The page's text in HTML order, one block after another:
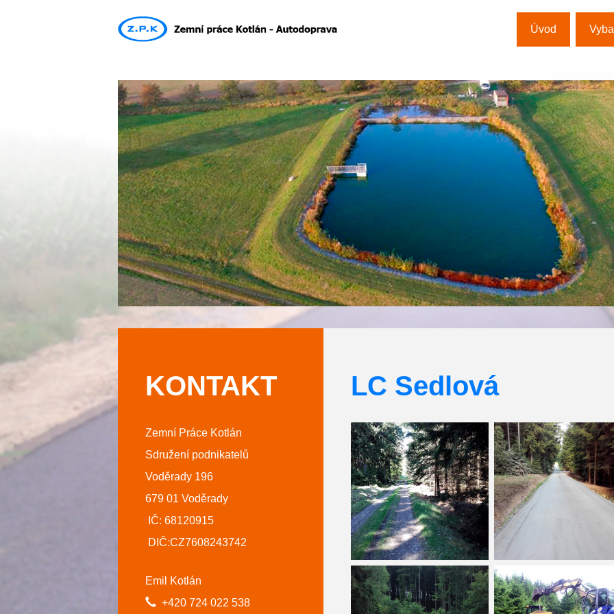
Úvod
KONTAKT
Zemní Práce Kotlán
Sdružení podnikatelů
Voděrady 196
679 01 Voděrady
IČ: 68120915
DIČ:CZ7608243742
Emil Kotlán
+420 724 022 538
LC Sedlová